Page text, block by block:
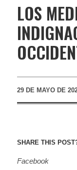
LOS
29 DE MAYO DE
SHARE THIS
Facebook